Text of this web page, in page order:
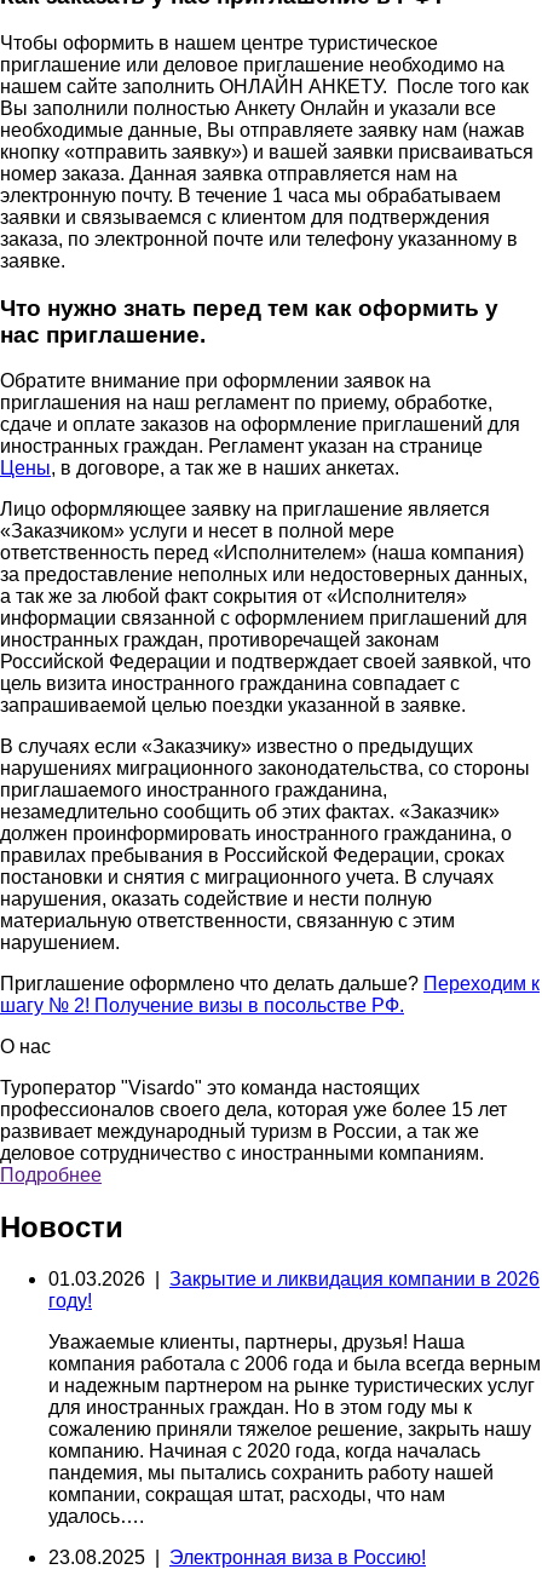
Чтобы оформить в нашем центре туристическое
приглашение или деловое приглашение необходимо на
нашем сайте заполнить ОНЛАЙН АНКЕТУ. После того как
Вы заполнили полностью Анкету Онлайн и указали все
необходимые данные, Вы отправляете заявку нам (нажав
кнопку «отправить заявку») и вашей заявки присваиваться
номер заказа. Данная заявка отправляется нам на
электронную почту. В течение 1 часа мы обрабатываем
заявки и связываемся с клиентом для подтверждения
заказа, по электронной почте или телефону указанному в
заявке.
Что нужно знать перед тем как оформить у
нас приглашение.
Обратите внимание при оформлении заявок на
приглашения на наш регламент по приему, обработке,
сдаче и оплате заказов на оформление приглашений для
иностранных граждан. Регламент указан на странице
Цены, в договоре, а так же в наших анкетах.
Лицо оформляющее заявку на приглашение является
«Заказчиком» услуги и несет в полной мере
ответственность перед «Исполнителем» (наша компания)
за предоставление неполных или недостоверных данных,
а так же за любой факт сокрытия от «Исполнителя»
информации связанной с оформлением приглашений для
иностранных граждан, противоречащей законам
Российской Федерации и подтверждает своей заявкой, что
цель визита иностранного гражданина совпадает с
запрашиваемой целью поездки указанной в заявке.
В случаях если «Заказчику» известно о предыдущих
нарушениях миграционного законодательства, со стороны
приглашаемого иностранного гражданина,
незамедлительно сообщить об этих фактах. «Заказчик»
должен проинформировать иностранного гражданина, о
правилах пребывания в Российской Федерации, сроках
постановки и снятия с миграционного учета. В случаях
нарушения, оказать содействие и нести полную
материальную ответственности, связанную с этим
нарушением.
Приглашение оформлено что делать дальше? Переходим к
шагу № 2! Получение визы в посольстве РФ.
О нас
Туроператор "Visardo" это команда настоящих
профессионалов своего дела, которая уже более 15 лет
развивает международный туризм в России, а так же
деловое сотрудничество с иностранными компаниям.
Подробнее
Новости
01.03.2026 | Закрытие и ликвидация компании в 2026
году!
Уважаемые клиенты, партнеры, друзья! Наша
компания работала с 2006 года и была всегда верным
и надежным партнером на рынке туристических услуг
для иностранных граждан. Но в этом году мы к
сожалению приняли тяжелое решение, закрыть нашу
компанию. Начиная с 2020 года, когда началась
пандемия, мы пытались сохранить работу нашей
компании, сокращая штат, расходы, что нам
удалось….
23.08.2025 | Электронная виза в Россию!